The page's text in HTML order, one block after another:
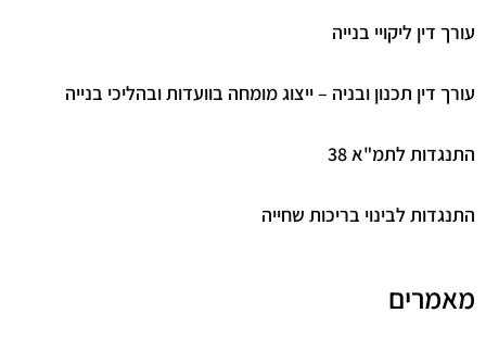
דין ליקויי בנייה
דין תכנון ובניה – ייצוג מומחה בוועדות ובהליכי בנייה
לתמ"א 38
לבינוי בריכות שחייה